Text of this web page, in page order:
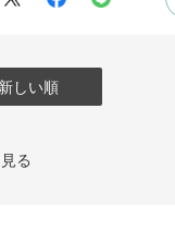
しい順
る